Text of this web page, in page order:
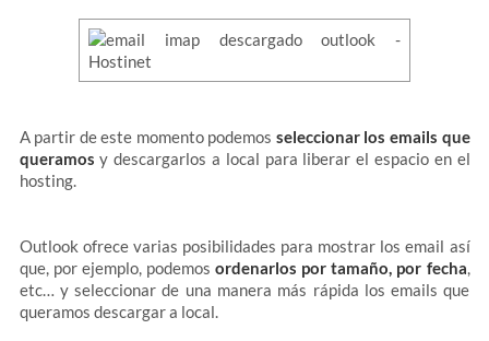
A partir de este momento podemos seleccionar los emails que
queramos y descargarlos a local para liberar el espacio en el
hosting.
Outlook ofrece varias posibilidades para mostrar los email así
que, por ejemplo, podemos ordenarlos por tamaño, por fecha,
etc… y seleccionar de una manera más rápida los emails que
queramos descargar a local.